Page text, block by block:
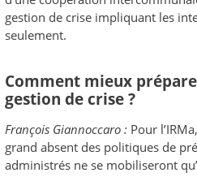
gestion de crise impliquant les
seulement.
Comment mieux
gestion de crise ?
François Giannoccaro : Pour
grand absent des politiques de
administrés ne se mobiliseront